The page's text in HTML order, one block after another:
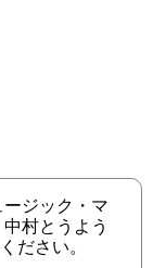
ジック・マ
村とうよう
ださい。